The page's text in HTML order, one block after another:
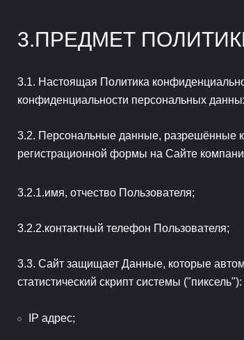
ПРЕДМЕТ
Настоящая Политика
конфиденциальности персональных
Персональные данные, разрешённые к
регистрационной формы на Сайте
имя, отчество Пользователя;
контактный телефон Пользователя;
Сайт защищает Данные, которые
статистический скрипт системы ("пиксель"):
IP адрес;